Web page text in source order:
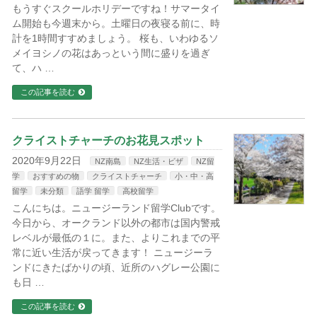
もうすぐスクールホリデーですね！サマータイ
ム開始も今週末から。土曜日の夜寝る前に、時
計を1時間すすめましょう。 桜も、いわゆるソ
メイヨシノの花はあっという間に盛りを過ぎ
て、ハ …
この記事を読む
クライストチャーチのお花見スポット
2020年9月22日 NZ南島 NZ生活・ビザ
NZ留
学
おすすめの物 クライストチャーチ
小・中・高
留学
未分類 語学 留学 高校留学
こんにちは。ニュージーランド留学Clubです。
今日から、オークランド以外の都市は国内警戒
レベルが最低の１に。また、よりこれまでの平
常に近い生活が戻ってきます！ ニュージーラ
ンドにきたばかりの頃、近所のハグレー公園に
も日 …
この記事を読む